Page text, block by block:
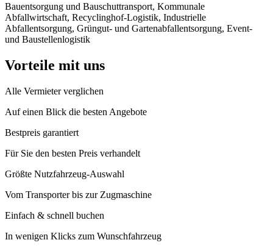
Bauentsorgung und Bauschuttransport, Kommunale
Abfallwirtschaft, Recyclinghof-Logistik, Industrielle
Abfallentsorgung, Grüngut- und Gartenabfallentsorgung, Event-
und Baustellenlogistik
Vorteile mit uns
Alle Vermieter verglichen
Auf einen Blick die besten Angebote
Bestpreis garantiert
Für Sie den besten Preis verhandelt
Größte Nutzfahrzeug-Auswahl
Vom Transporter bis zur Zugmaschine
Einfach & schnell buchen
In wenigen Klicks zum Wunschfahrzeug